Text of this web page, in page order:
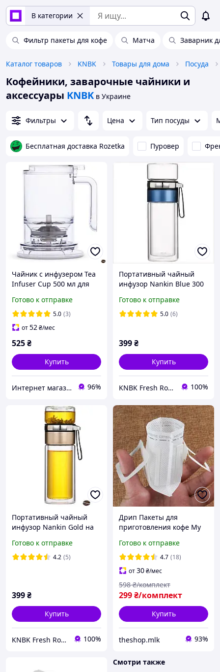
В категории
Фильтр пакеты для кофе Матча Заварник
Каталог товаров KNBK Товары для дома Посуда
Кофейники, заварочные чайники и
аксессуары KNBK в Украине
Фильтры Цена Тип посуды
Бесплатная доставка Rozetka Пуровер
Чайник с инфузером Tea
Infuser Cup 500 мл для
чая в домашних условиях
Готово к отправке
5.0 (3)
от52₴/мес
525₴
Купить
Интернет магазин китайского чая PuerUA.com 96%
Портативный чайный
инфузор Nankin Blue 300
заваривания чая в любом
месте
Готово к отправке
5.0 (6)
399₴
Купить
KNBK Fresh Roasted Coffee & Accessories store 100%
Портативный чайный
инфузор Nankin Gold на
заваривания чая в любом
месте
Готово к отправке
4.2 (5)
399₴
Купить
KNBK Fresh Roasted Coffee & Accessories store 100%
Дрип Пакеты для
приготовления кофе My
Готово к отправке
4.7 (18)
от30₴/мес
299₴/комплект
598 ₴/комплект
Купить
theshop.mlk 93%
Смотри также